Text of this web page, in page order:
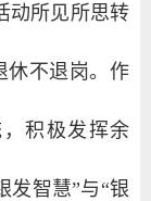
动所见所思转
休不退岗。作
积极发挥余
发智慧”与“银